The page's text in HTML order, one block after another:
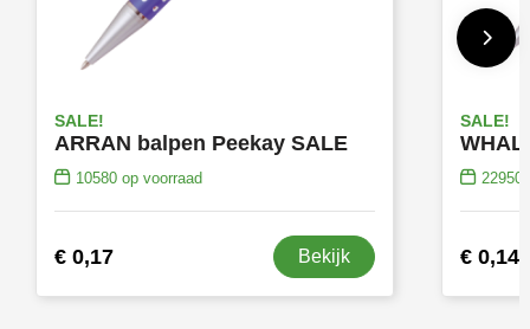
SALE!
ARRAN balpen Peekay SALE
10580op voorraad
€ 0,17 Bekijk
SALE!
22950
€ 0,14